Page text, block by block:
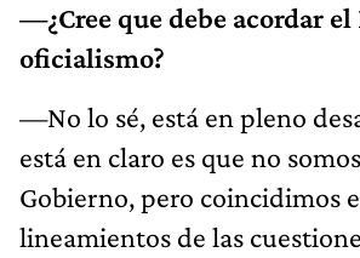
—¿Cree que debe acordar el
oficialismo?
—No lo sé, está en pleno
está en claro es que no
Gobierno, pero coincidimos
lineamientos de las